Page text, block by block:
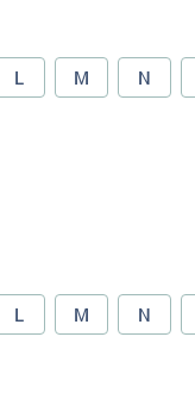
L M N
L M N